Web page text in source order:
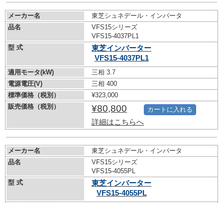
メーカー名
東芝シュネデール・インバータ
品名
VFS15シリーズ
VFS15-4037PL1
型 式
東芝インバーター
VFS15-4037PL1
適用モータ(kW)
三相 3.7
電源電圧(V)
三相 400
標準価格（税別）
¥323,000
販売価格（税別）
¥80,800
詳細はこちらへ
カートに入れる
メーカー名
東芝シュネデール・インバータ
品名
VFS15シリーズ
VFS15-4055PL
型 式
東芝インバーター
VFS15-4055PL